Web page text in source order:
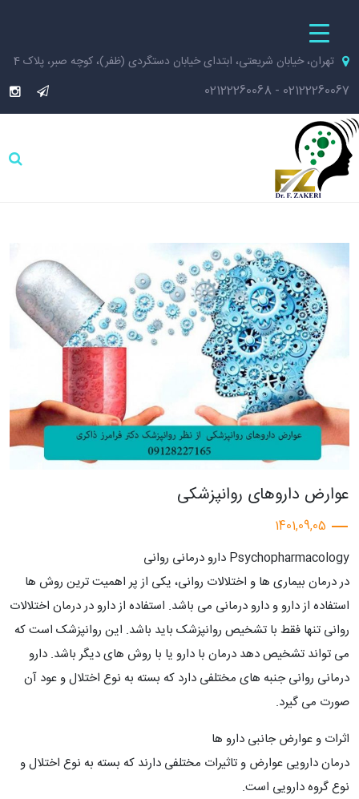
تهران، خیابان شریعتی، ابتدای خیابان دستگردی (ظفر)، کوچه صبر، پلاک 4
02122260067
-
02122260068
عوارض داروهای روانپزشکی
1401,09,05
Psychopharmacology دارو درمانی روانی
در درمان بیماری ها و اختلالات روانی، یکی از پر اهمیت ترین روش ها
استفاده از دارو و دارو درمانی می باشد. استفاده از دارو در درمان اختلالات
روانی تنها فقط با تشخیص روانپزشک باید باشد. این روانپزشک است که
می تواند تشخیص دهد درمان با دارو یا با روش های دیگر باشد. دارو
درمانی روانی جنبه های مختلفی دارد که بسته به نوع اختلال و عود آن
صورت می گیرد.
اثرات و عوارض جانبی دارو ها
درمان دارویی عوارض و تاثیرات مختلفی دارند که بسته به نوع اختلال و
نوع گروه دارویی است.